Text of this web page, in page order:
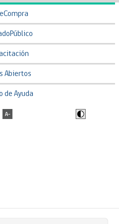
Abiertos
de Ayuda